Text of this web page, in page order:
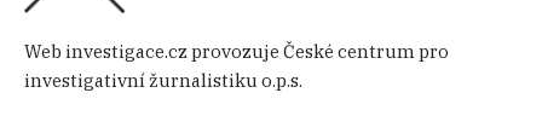
Web investigace.cz provozuje České centrum pro
investigativní žurnalistiku o.p.s.